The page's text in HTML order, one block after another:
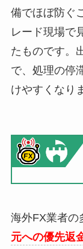
備でほぼ防ぐ
レード現場で
たものです。
で、処理の停
けやすくなり
海外FX業者の
元への優先返